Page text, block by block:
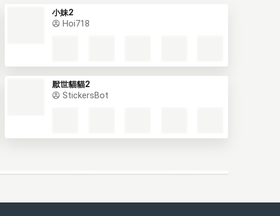
小妹2
Hoi718
厭世貓貓2
StickersBot